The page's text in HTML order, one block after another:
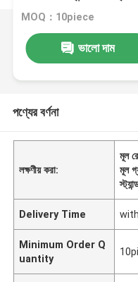
MOQ：10piece
ভালো দাম
পণ্যের বর্ণনা
লক্ষণীয় করা:
মূল
মূল
Delivery Time
Minimum Order Q
uantity